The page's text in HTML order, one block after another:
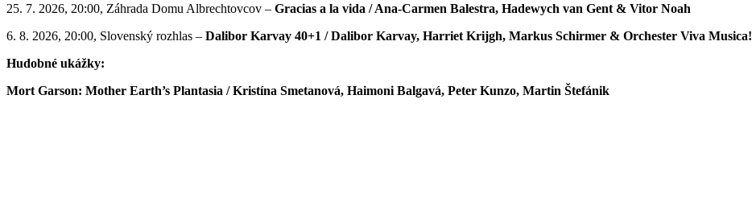
25. 7. 2026, 20:00, Záhrada Domu Albrechtovcov – Gracias a la vida / Ana-Carmen Balestra, Hadewych van Gent & Vitor Noah
6. 8. 2026, 20:00, Slovenský rozhlas – Dalibor Karvay 40+1 / Dalibor Karvay, Harriet Krijgh, Markus Schirmer & Orchester Viva Musica!
Hudobné ukážky:
Mort Garson: Mother Earth’s Plantasia / Kristína Smetanová, Haimoni Balgavá, Peter Kunzo, Martin Štefánik